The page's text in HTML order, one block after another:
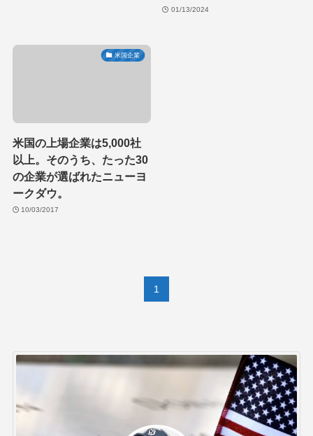
01/13/2024
米国企業
米国の上場企業は5,000社
以上。そのうち、たった30
の企業が選ばれたニューヨ
ークダウ。
10/03/2017
1